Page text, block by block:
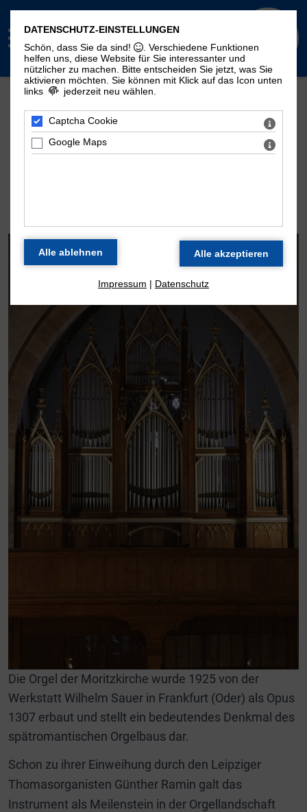
Mehr Seiten zum Thema "Moritzorgel":
Geschichte
Zeitstrahl
Disposition
Kontakt
Die Orgel der Moritzkirche wurde 1925 von der
Werkstatt Wilhelm Sauer in Frankfurt (Oder) als Opus
1307 erbaut und stellt ein bedeutendes Denkmal des
spätromantischen Orgelbaus dar.
Schon zu ihrer Einweihung durch den Leipziger
Thomasorganisten Günther Ramin galt das
Instrument als Meilenstein in der Orgellandschaft
DATENSCHUTZ-EINSTELLUNGEN
Schön, dass Sie da sind!
. Verschiedene Funktionen
helfen uns, diese Website für Sie interessanter und
nützlicher zu machen.
Bitte entscheiden Sie jetzt, was Sie
aktivieren möchten. Sie können mit Klick auf das Icon unten
links
jederzeit neu wählen.
Captcha Cookie
Google Maps
Impressum | Datenschutz